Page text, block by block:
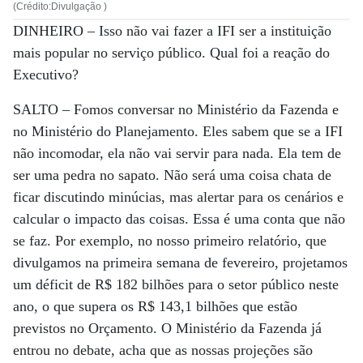
(Crédito:Divulgação )
DINHEIRO –Isso não vai fazer a IFI ser a instituição
mais popular no serviço público. Qual foi a reação do
Executivo?
SALTO –Fomos conversar no Ministério da Fazenda e
no Ministério do Planejamento. Eles sabem que se a IFI
não incomodar, ela não vai servir para nada. Ela tem de
ser uma pedra no sapato. Não será uma coisa chata de
ficar discutindo minúcias, mas alertar para os cenários e
calcular o impacto das coisas. Essa é uma conta que não
se faz. Por exemplo, no nosso primeiro relatório, que
divulgamos na primeira semana de fevereiro, projetamos
um déficit de R$ 182 bilhões para o setor público neste
ano, o que supera os R$ 143,1 bilhões que estão
previstos no Orçamento. O Ministério da Fazenda já
entrou no debate, acha que as nossas projeções são